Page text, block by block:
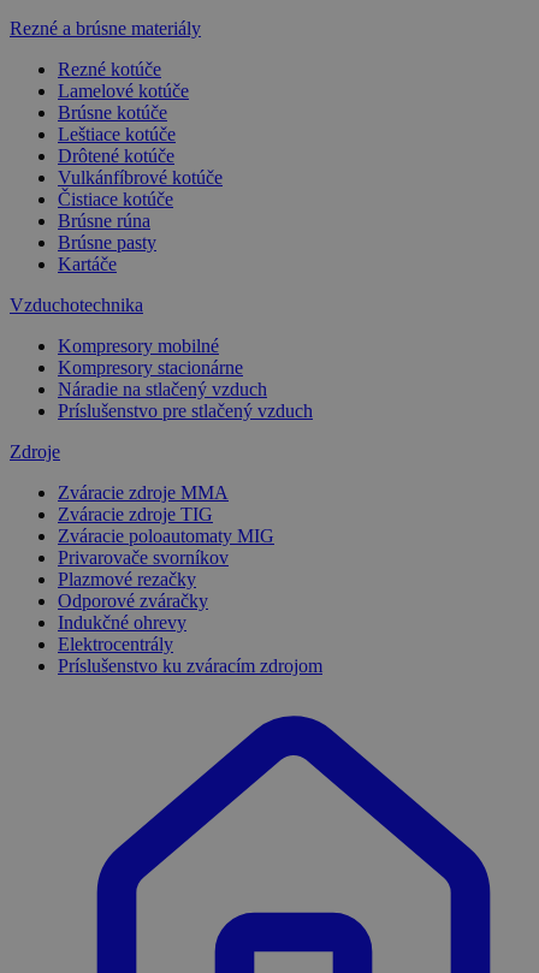
Rezné a brúsne materiály
Rezné kotúče
Lamelové kotúče
Brúsne kotúče
Leštiace kotúče
Drôtené kotúče
Vulkánfíbrové kotúče
Čistiace kotúče
Brúsne rúna
Brúsne pasty
Kartáče
Vzduchotechnika
Kompresory mobilné
Kompresory stacionárne
Náradie na stlačený vzduch
Príslušenstvo pre stlačený vzduch
Zdroje
Zváracie zdroje MMA
Zváracie zdroje TIG
Zváracie poloautomaty MIG
Privarovače svorníkov
Plazmové rezačky
Odporové zváračky
Indukčné ohrevy
Elektrocentrály
Príslušenstvo ku zváracím zdrojom